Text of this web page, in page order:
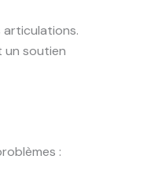
articulations.
un soutien
: